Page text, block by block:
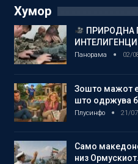
Хумор
ПРИРОДНА
Панорама 02/
Зошто мажот
што одржува
Плусинфо 21/
Само
низ